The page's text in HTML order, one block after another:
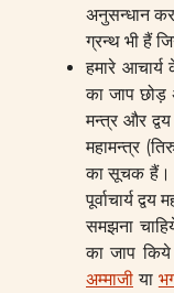
अनुसन्धान
ग्रन्थ भी हैं
हमारे आचार्य
का जाप छोड़
मन्त्र और
महामन्त्र
का सूचक
पूर्वाचार्य
समझना
का जाप किये
अम्माजी या